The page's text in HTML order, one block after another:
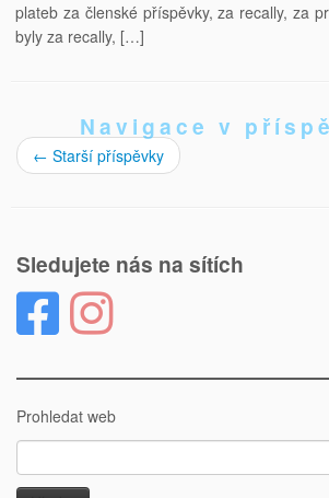
plateb za členské příspěvky, za recally, za
byly za recally, […]
Navigace v
← Starší příspěvky
Sledujete nás na sítích
Prohledat web